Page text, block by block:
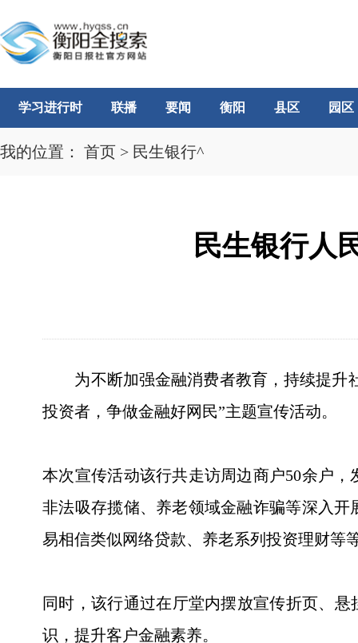
学习进行时 联播 要闻 衡阳 县区 园区
我的位置： 首页 > 民生银行^
民生银行人
为不断加强金融消费者教育，持续提升社
投资者，争做金融好网民”主题宣传活动。
本次宣传活动该行共走访周边商户50余户
非法吸存揽储、养老领域金融诈骗等深入
易相信类似网络贷款、养老系列投资理财等
同时，该行通过在厅堂内摆放宣传折页、
识，提升客户金融素养。